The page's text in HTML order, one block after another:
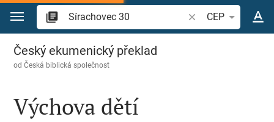
Přejít na obsah
Vyhledat biblický
CEP
Sírachovec 30
Český ekumenický překlad
odČeská biblická společnost
Výchova dětí